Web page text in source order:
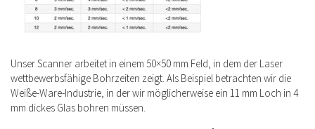
Unser Scanner arbeitet in einem 50×50 mm Feld, in dem der Laser
wettbewerbsfähige Bohrzeiten zeigt. Als Beispiel betrachten wir die
Weiße-Ware-Industrie, in der wir möglicherweise ein 11 mm Loch in 4
mm dickes Glas bohren müssen.